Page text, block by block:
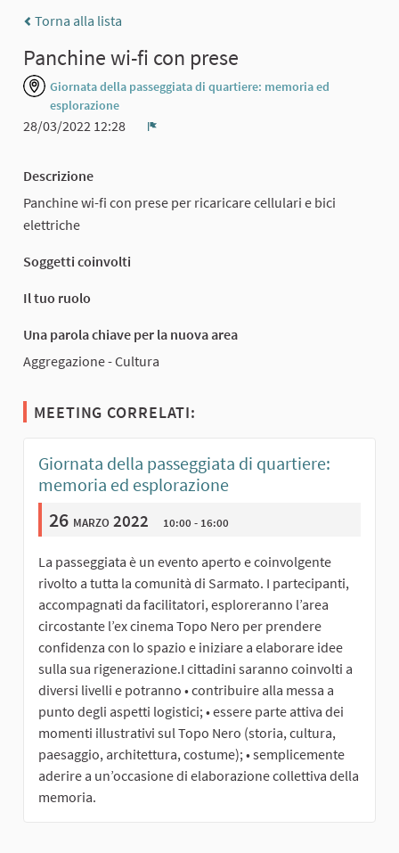
Torna alla lista
Panchine wi-fi con prese
Giornata della passeggiata di quartiere: memoria ed
esplorazione
28/03/2022 12:28
Descrizione
Panchine wi-fi con prese per ricaricare cellulari e bici
elettriche
Soggetti coinvolti
Il tuo ruolo
Una parola chiave per la nuova area
Aggregazione - Cultura
MEETING CORRELATI:
Giornata della passeggiata di quartiere:
memoria ed esplorazione
26 marzo 2022 10:00 - 16:00
La passeggiata è un evento aperto e coinvolgente
rivolto a tutta la comunità di Sarmato. I partecipanti,
accompagnati da facilitatori, esploreranno l’area
circostante l’ex cinema Topo Nero per prendere
confidenza con lo spazio e iniziare a elaborare idee
sulla sua rigenerazione.I cittadini saranno coinvolti a
diversi livelli e potranno • contribuire alla messa a
punto degli aspetti logistici; • essere parte attiva dei
momenti illustrativi sul Topo Nero (storia, cultura,
paesaggio, architettura, costume); • semplicemente
aderire a un’occasione di elaborazione collettiva della
memoria.